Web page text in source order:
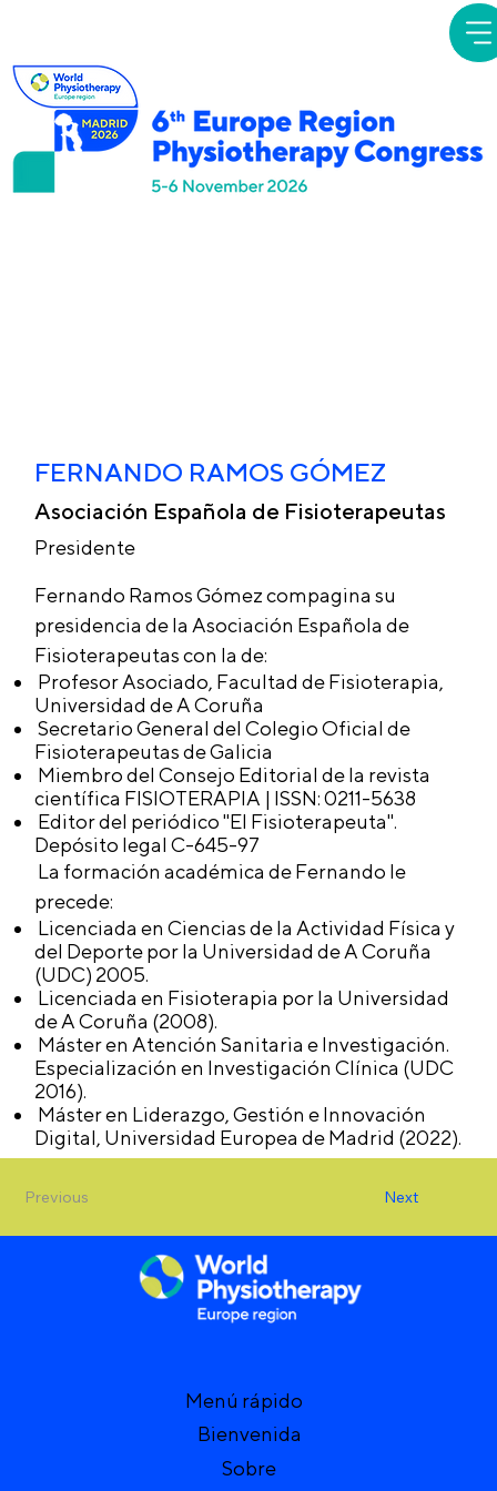
Comité
Organizador
Next
Previous
FERNANDO RAMOS GÓMEZ
Asociación Española de Fisioterapeutas
Presidente
Fernando Ramos Gómez compagina su
presidencia de la Asociación Española de
Fisioterapeutas con la de:
Profesor Asociado, Facultad de Fisioterapia,
Universidad de A Coruña
Secretario General del Colegio Oficial de
Fisioterapeutas de Galicia
Miembro del Consejo Editorial de la revista
científica FISIOTERAPIA | ISSN: 0211-5638
Editor del periódico "El Fisioterapeuta".
Depósito legal C-645-97
La formación académica de Fernando le
precede:
Licenciada en Ciencias de la Actividad Física y
del Deporte por la Universidad de A Coruña
(UDC) 2005.
Licenciada en Fisioterapia por la Universidad
de A Coruña (2008).
Máster en Atención Sanitaria e Investigación.
Especialización en Investigación Clínica (UDC
2016).
Máster en Liderazgo, Gestión e Innovación
Digital, Universidad Europea de Madrid (2022).
Menú rápido
Bienvenida
Sobre